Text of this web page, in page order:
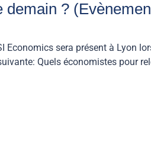
demain ?
sera présent à Lyon
Quels économistes pour